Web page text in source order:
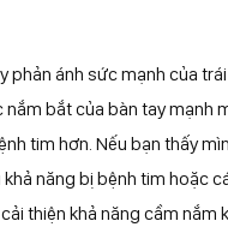
phản ánh sức mạnh của
bắt của bàn tay mạnh
tim hơn. Nếu bạn thấy
năng bị bệnh tim hoặc
thiện khả năng cầm nắm